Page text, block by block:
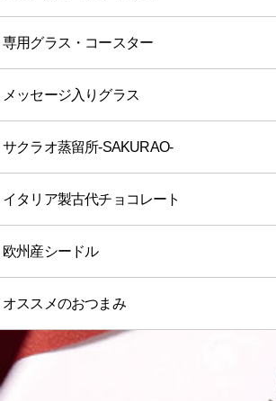
専用グラス・コースター
メッセージ入りグラス
サクラオ蒸留所-SAKURAO-
イタリア製古代チョコレート
欧州産シードル
オススメのおつまみ